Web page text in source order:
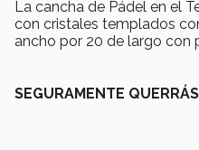
La cancha de Pádel en el
con cristales templados
ancho por 20 de largo con
SEGURAMENTE